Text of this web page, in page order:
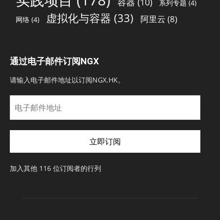
系列专题 (4)
网络 (4) 虚拟化与容器 (33) 阿里云 (8)
通过电子邮件订阅NGX
请输入电子邮件地址以订阅NGX.HK。
子
邮
件
址
立即订阅
加入其他 116 位订阅者的行列